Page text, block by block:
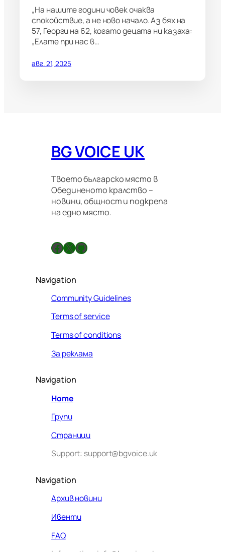
„На нашите години човек очаква
спокойствие, а не ново начало. Аз бях на
57, Георги на 62, когато децата ни казаха:
„Елате при нас в…
авг. 21, 2025
BG VOICE UK
Твоето българско място в
Обединеното кралство –
новини, общност и подкрепа
на едно място.
Facebook X GitHub
Navigation
Community Guidelines
Terms of service
Terms of conditions
За реклама
Navigation
Home
Групи
Страници
Support: support@bgvoice.uk
Navigation
Архив новини
Ивенти
FAQ